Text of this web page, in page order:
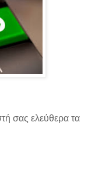
σας ελεύθερα τα